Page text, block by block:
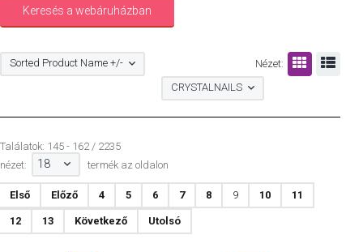
Nézet:
Sorted Product Name +/-
CRYSTALNAILS
Találatok: 145 - 162 / 2235
nézet:
18 termék az oldalon
Első Előző 4 5 6 7 8 9 10 11
12 13 Következő Utolsó